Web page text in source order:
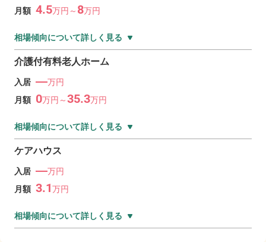
月額 4.5万円～ 8万円
相場傾向について詳しく見る
介護付有料老人ホーム
入居 ―万円
月額 0万円～35.3万円
相場傾向について詳しく見る
ケアハウス
入居 ―万円
月額 3.1万円
相場傾向について詳しく見る